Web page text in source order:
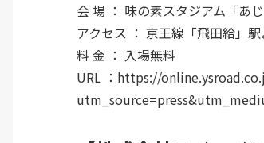
会 場 ： 味の素スタジアム「あ
アクセス ： 京王線「飛田給」
料 金 ： 入場無料
URL ： https://